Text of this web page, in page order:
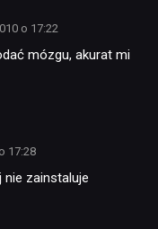
o 17:22
mózgu, akurat mi
17:28
nie zainstaluje